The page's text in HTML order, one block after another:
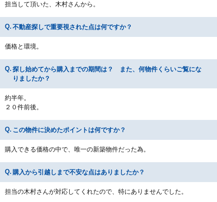
担当して頂いた、木村さんから。
不動産探しで重要視された点は何ですか？
価格と環境。
探し始めてから購入までの期間は？ また、何物件くらいご覧にな
りましたか？
約半年。
２０件前後。
この物件に決めたポイントは何ですか？
購入できる価格の中で、唯一の新築物件だった為。
購入から引越しまで不安な点はありましたか？
担当の木村さんが対応してくれたので、特にありませんでした。